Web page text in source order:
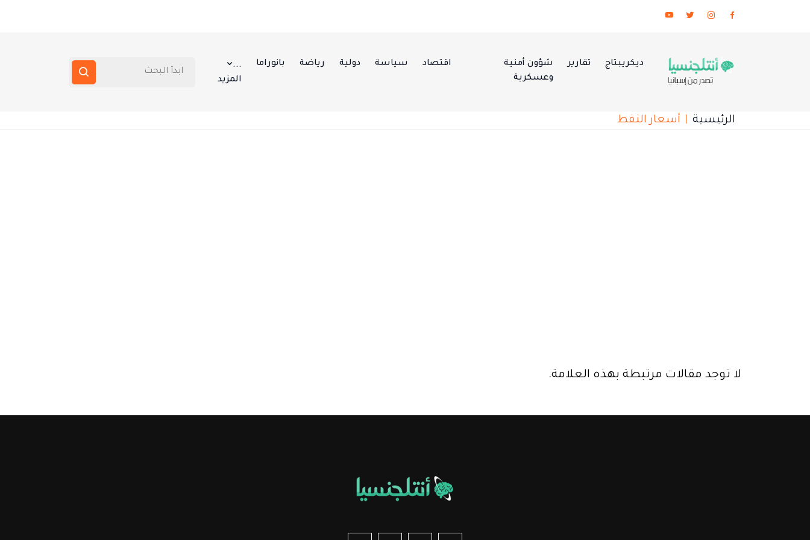
ديكريبتاج تقارير
شؤون أمنية
وعسكرية
اقتصاد سياسة دولية رياضة بانوراما
...
المزيد
الرئيسية أسعار النفط
لا توجد مقالات مرتبطة بهذه العلامة.